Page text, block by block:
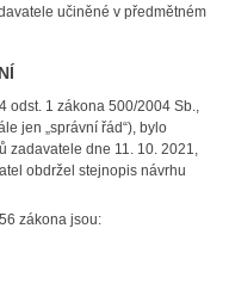
učiněné v předmětném
1 zákona 500/2004 Sb.,
jen „správní řád“), bylo
zadavatele dne 11. 10. 2021,
obdržel stejnopis návrhu
zákona jsou: